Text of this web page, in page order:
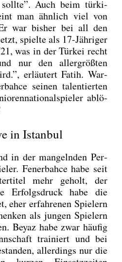
soll­te”. Auch beim tür­ki­
man ähn­lich viel von
war bis­her bei all den
spiel­te als 17-Jäh­ri­ger
was in der Tür­kei recht
nur den aller­größ­ten
erläu­tert Fatih. War­
sei­nen talen­tier­ten
ablö­
in Istanbul
in der man­geln­den Per­
Fener­bah­ce habe seit
mehr geholt, der
Erfolgs­druck habe die
eher erfah­re­nen Spie­lern
als jun­gen Spie­lern
Bey­az habe zwar häu­fig
trai­niert und bei
aller­dings nur die